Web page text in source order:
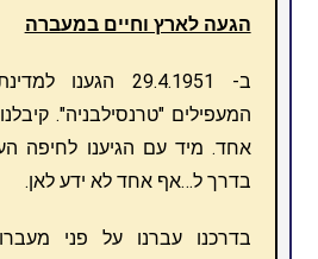
הגעה לארץ וחיים במעברה
ב- 29.4.1951
המעפילים "טרנסילבניה". קיבלנו
אחד. מיד עם הגיענו לחיפה
בדרך ל…אף אחד לא ידע לאן.
בדרכנו עברנו על פני